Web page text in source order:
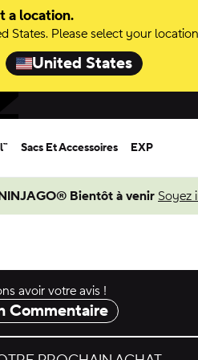
a location.
States. Please select your
United States
Sacs Et Accessoires EXP
Bientôt à venir Soyez
avoir votre avis !
Commentaire